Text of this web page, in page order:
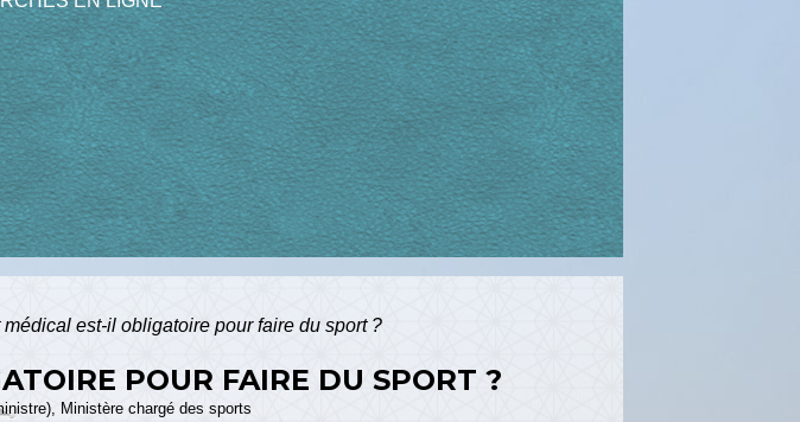
médical est-il obligatoire pour faire du sport ?
POUR FAIRE DU SPORT ?
Ministère chargé des sports